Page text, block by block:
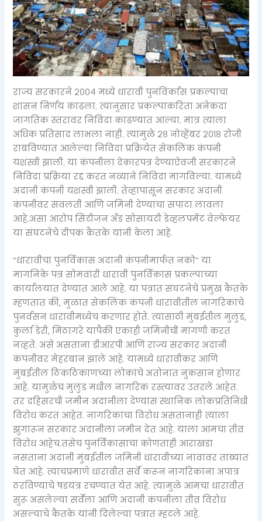
राज्य सरकारने २००४ मध्ये धारावी पुनविर्कास प्रकल्पाचा
शासन निर्णय काढला. त्यानुसार प्रकल्पाकरिता अनेकदा
जागतिक स्तरावर निविदा काढण्यात आल्या. मात्र त्याला
अधिक प्रतिसाद लाभला नाही. त्यामुळे २८ नोव्हेंबर २०१८ रोजी
राबविण्यात आलेल्या निविदा प्रक्रियेत सेकलिंक कंपनी
यशस्वी झाली. या कंपनीला देकारपत्र देण्याऐवजी सरकारने
निविदा प्रक्रिया रद्द करत नव्याने निविदा मागविल्या. यामध्ये
अदानी कंपनी यशस्वी झाली. तेव्हापासून सरकार अदानी
कंपनीवर सवलती आणि जमिनी देण्याचा सपाटा लावला
आहे.असा आरोप सिटीजन अँड सोसायटी डेव्हलपमेंट वेल्फेयर
या संघटनेचे दीपक कैतके यांनी केला आहे.
“धारावीचा पुनर्विकास अदानी कंपनीमार्फत नको” या
मागनिके पत्र सोमवारी धारावी पुनर्विकास प्रकल्पाच्या
कार्यालयात देण्यात आले आहे. या पत्रात संघटनेचे प्रमुख कैतके
म्हणतात की, मुळात सेकलिंक कंपनी धारावीतील नागरिकांचे
पुनर्वसन धारावीमध्येच करणार होते. त्यासाठी मुंबईतील मुलुंड,
कुर्ला डेरी, मिठागरे यापैकी एकाही जमिनीची मागणी करत
नव्हते. असे असताना डीआरपी आणि राज्य सरकार अदानी
कंपनीवर मेहरबान झाले आहे. यामध्ये धारावीकर आणि
मुंबईतील ठिकठिकाणच्या लोकांचे अतोनात नुकसान होणार
आहे. यामुळेच मुलुंड मधील नागरिक रस्त्यावर उतरले आहेत.
तर दहिसरची जमीन अदानीला देण्यास स्थानिक लोकप्रतिनिधी
विरोध करत आहेत. नागरिकांचा विरोध असतानाही त्याला
झुगारून सरकार अदानीला जमीन देत आहे. याला आमचा तीव्र
विरोध आहेच.तसेच पुनर्विकासाचा कोणताही आराखडा
नसताना अदानी मुंबईतील जमिनी धारावीच्या नावावर ताब्यात
घेत आहे. त्याचप्रमाणे धारावीत सर्वे करून नागरिकांना अपात्र
ठरविण्याचे षडयंत्र रचण्यात येत आहे. त्यामुळे आमचा धारावीत
सुरू असलेल्या सर्वेला आणि अदानी कंपनीला तीव्र विरोध
असल्याचे कैतके यांनी दिलेल्या पत्रात म्हटले आहे.